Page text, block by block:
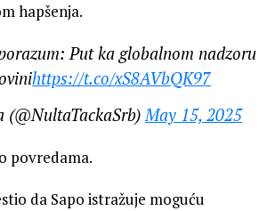
hapšenja.
Put ka globalnom nadzoru
https://t.co/xS8AVbQK97
(@NultaTackaSrb)May 15, 2025
povredama.
da Sapo istražuje moguću